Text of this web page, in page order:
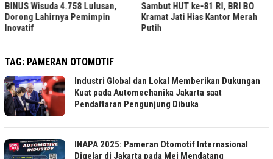
BINUS Wisuda 4.758 Lulusan,
Dorong Lahirnya Pemimpin
Inovatif
Sambut HUT ke-81 RI, BRI BO
Kramat Jati Hias Kantor Merah
Putih
TAG: PAMERAN OTOMOTIF
Industri Global dan Lokal Memberikan Dukungan
Kuat pada Automechanika Jakarta saat
Pendaftaran Pengunjung Dibuka
INAPA 2025: Pameran Otomotif Internasional
Digelar di Jakarta pada Mei Mendatang